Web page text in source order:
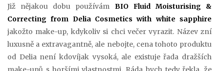
Již nějakou dobu používám BIO Fluid Moisturising &
Correcting from Delia Cosmetics with white sapphire
jakožto make-up, kdykoliv si chci večer vyrazit. Název zní
luxusně a extravagantně, ale nebojte, cena tohoto produktu
od Delia není kdovíjak vysoká, ale existuje řada dražších